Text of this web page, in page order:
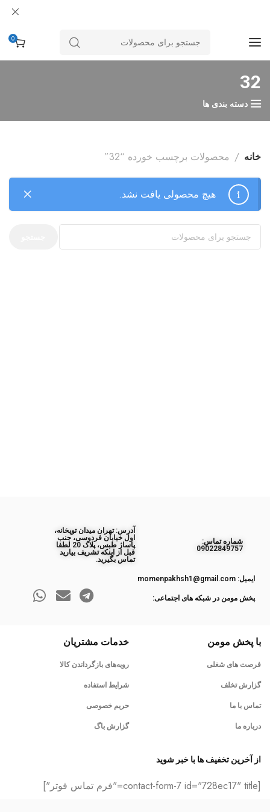
0
32
دسته بندی ها
خانه محصولات برچسب خورده “32”
هیچ محصولی یافت نشد.
ﺷﻤﺎره ﺗﻤﺎس:
09022849757
آدرس: تهران میدان توپخانه،
اول خیابان فردوسی، جنب
پاساژ طبس، پلاک 20 لطفا
قبل از اینکه تشریف بیارید
تماس بگیرید.
ایمیل: momenpakhsh1@gmail.com
پخش مومن در شبکه های اجتماعی:
با پخش مومن
فرصت های شغلی
گزارش تخلف
تماس با ما
درباره ما
خدمات مشتریان
رویه‌های بازگرداندن کالا
شرایط استفاده
حریم خصوصی
گزارش باگ
از آخرین تخفیف ها با خبر شوید
[contact-form-7 id="728ec17" title="فرم تماس فوتر"]